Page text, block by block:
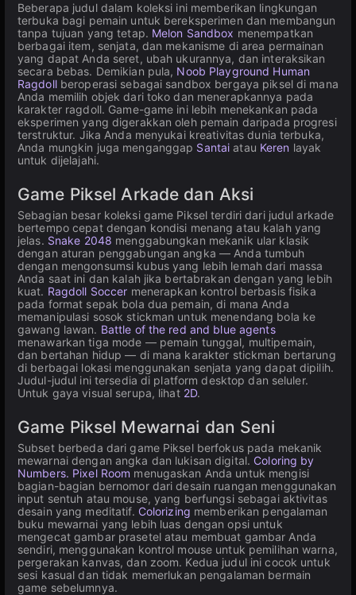
Beberapa judul dalam koleksi ini memberikan lingkungan
terbuka bagi pemain untuk bereksperimen dan membangun
tanpa tujuan yang tetap. Melon Sandbox menempatkan
berbagai item, senjata, dan mekanisme di area permainan
yang dapat Anda seret, ubah ukurannya, dan interaksikan
secara bebas. Demikian pula, Noob Playground Human
Ragdollberoperasi sebagai sandbox bergaya piksel di mana
Anda memilih objek dari toko dan menerapkannya pada
karakter ragdoll. Game-game ini lebih menekankan pada
eksperimen yang digerakkan oleh pemain daripada progresi
terstruktur. Jika Anda menyukai kreativitas dunia terbuka,
Anda mungkin juga menganggap Santai atau Keren layak
untuk dijelajahi.
Game Piksel Arkade dan Aksi
Sebagian besar koleksi game Piksel terdiri dari judul arkade
bertempo cepat dengan kondisi menang atau kalah yang
jelas. Snake 2048 menggabungkan mekanik ular klasik
dengan aturan penggabungan angka — Anda tumbuh
dengan mengonsumsi kubus yang lebih lemah dari massa
Anda saat ini dan kalah jika bertabrakan dengan yang lebih
kuat. Ragdoll Soccer menerapkan kontrol berbasis fisika
pada format sepak bola dua pemain, di mana Anda
memanipulasi sosok stickman untuk menendang bola ke
gawang lawan. Battle of the red and blue agents
menawarkan tiga mode — pemain tunggal, multipemain,
dan bertahan hidup — di mana karakter stickman bertarung
di berbagai lokasi menggunakan senjata yang dapat dipilih.
Judul-judul ini tersedia di platform desktop dan seluler.
Untuk gaya visual serupa, lihat 2D.
Game Piksel Mewarnai dan Seni
Subset berbeda dari game Piksel berfokus pada mekanik
mewarnai dengan angka dan lukisan digital. Coloring by
Numbers. Pixel Room menugaskan Anda untuk mengisi
bagian-bagian bernomor dari desain ruangan menggunakan
input sentuh atau mouse, yang berfungsi sebagai aktivitas
desain yang meditatif. Colorizing memberikan pengalaman
buku mewarnai yang lebih luas dengan opsi untuk
mengecat gambar prasetel atau membuat gambar Anda
sendiri, menggunakan kontrol mouse untuk pemilihan warna,
pergerakan kanvas, dan zoom. Kedua judul ini cocok untuk
sesi kasual dan tidak memerlukan pengalaman bermain
game sebelumnya.